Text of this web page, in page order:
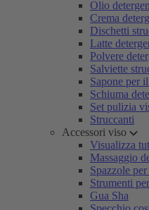
Olio
Crema
Dischetti
Latte
Polvere
Salviette
Sapone per
Schiuma
Set pulizia
Struccanti
Accessori viso
Visualizza
Massaggio
Spazzole
Strumenti
Gua Sha